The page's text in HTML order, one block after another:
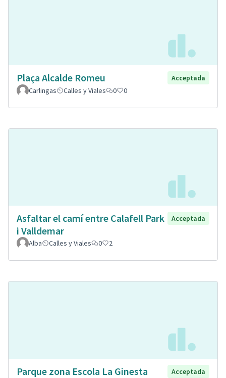
Plaça Alcalde Romeu
Acceptada
Carlingas
Calles y Viales 0 0
Asfaltar el camí entre Calafell Park
i Valldemar
Acceptada
Alba Calles y Viales 0 2
Parque zona Escola La Ginesta
Acceptada